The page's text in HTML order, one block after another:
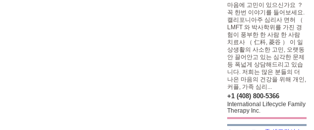
마음에 고민이 있으신가요 ？
꼭 한번 이야기를 들어보세요.
캘리포니아주 심리사 면허 （
LMFT 와 박사학위를 가진 경
험이 풍부한 한 사람 한 사람
치료사 （ 仁科, 菱谷 ） 이 일
상생활의 사소한 고민, 오랫동
안 끌어안고 있는 심각한 문제
등 폭넓게 상담해드리고 있습
니다. 저희는 많은 분들의 더
나은 마음의 건강을 위해 개인,
커플, 가족 심리...
+1 (408) 800-5366
International Lifecycle Family
Therapy Inc.